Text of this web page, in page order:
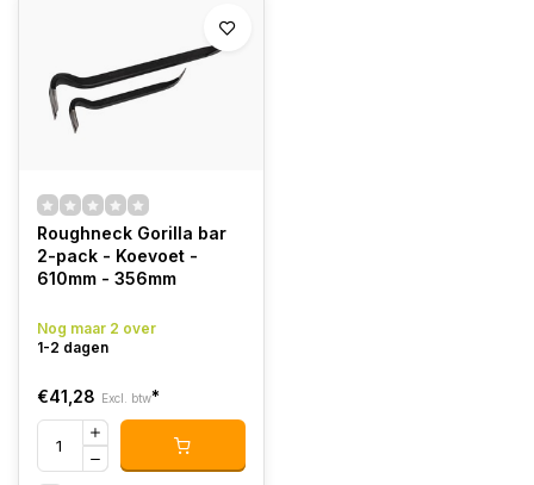
Roughneck Gorilla bar
2-pack - Koevoet -
610mm - 356mm
Nog maar 2 over
1-2 dagen
€41,28 Excl. btw*